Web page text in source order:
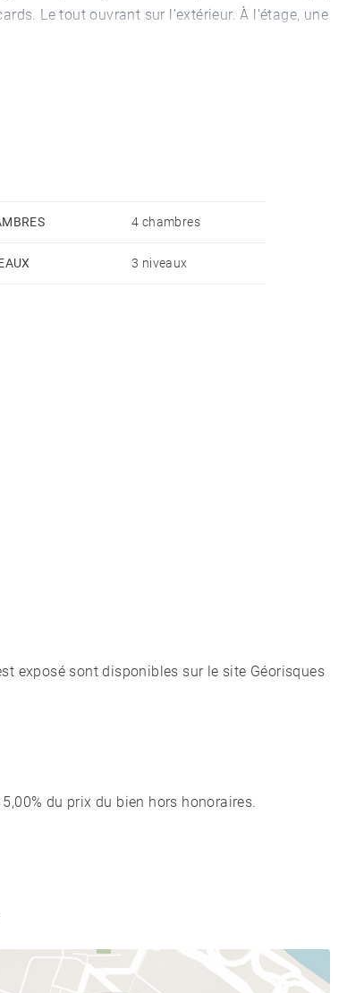
Le tout ouvrant sur l’extérieur. À l'étage, une
de 10 × 5 m, un espace spa, un pool-
toilettes, un double garage, une buanderie et
4 chambres
3 niveaux
exposé sont disponibles sur le site Géorisques
du prix du bien hors honoraires.